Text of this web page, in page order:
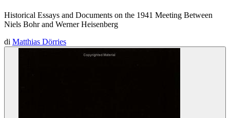
Historical Essays and Documents on the 1941 Meeting Between
Niels Bohr and Werner Heisenberg
di Matthias Dörries